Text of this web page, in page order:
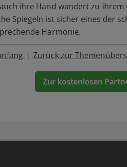
ihre Hand wandert zu ihrem
Spiegeln ist sicher eines der
Harmonie.
|Zurück zur
Zur kostenlosen